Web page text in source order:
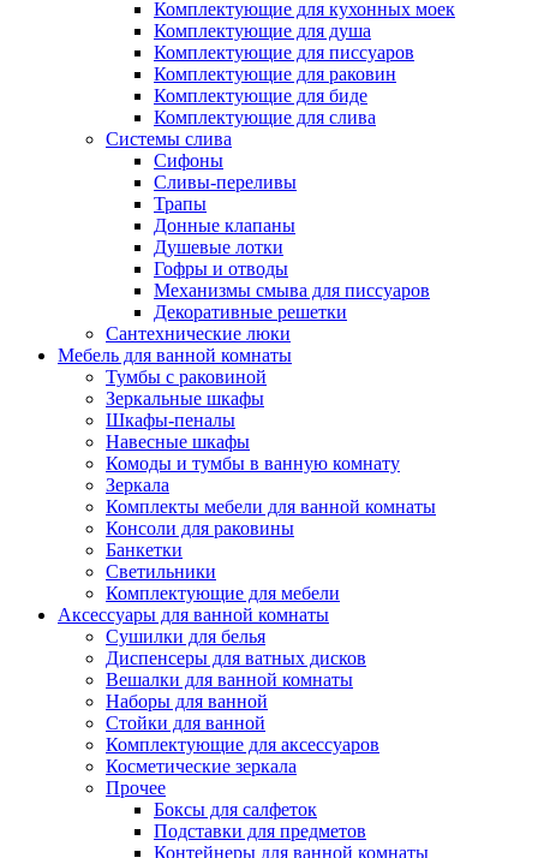
Комплектующие для кухонных моек
Комплектующие для душа
Комплектующие для писсуаров
Комплектующие для раковин
Комплектующие для биде
Комплектующие для слива
Системы слива
Сифоны
Сливы-переливы
Трапы
Донные клапаны
Душевые лотки
Гофры и отводы
Механизмы смыва для писсуаров
Декоративные решетки
Сантехнические люки
Мебель для ванной комнаты
Тумбы с раковиной
Зеркальные шкафы
Шкафы-пеналы
Навесные шкафы
Комоды и тумбы в ванную комнату
Зеркала
Комплекты мебели для ванной комнаты
Консоли для раковины
Банкетки
Светильники
Комплектующие для мебели
Аксессуары для ванной комнаты
Сушилки для белья
Диспенсеры для ватных дисков
Вешалки для ванной комнаты
Наборы для ванной
Стойки для ванной
Комплектующие для аксессуаров
Косметические зеркала
Прочее
Боксы для салфеток
Подставки для предметов
Контейнеры для ванной комнаты